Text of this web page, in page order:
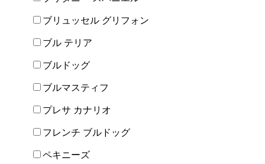
ブリュッセル グリフォン
ブル テリア
ブルドッグ
ブルマスティフ
プレサ カナリオ
フレンチ ブルドッグ
ペキニーズ